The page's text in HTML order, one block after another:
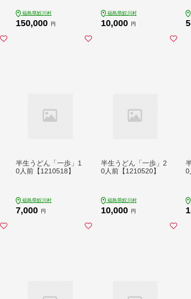
福島県鮫川村
150,000 円
福島県鮫川村
10,000 円
半生うどん「一歩」1
0人前【1210518】
福島県鮫川村
7,000 円
半生うどん「一歩」2
0人前【1210520】
福島県鮫川村
10,000 円
0